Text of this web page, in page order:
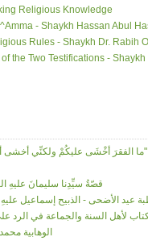
Religious Knowledge
- Shaykh Hassan Abul
Rules - Shaykh Dr. Rabih
the Two Testifications - Shaykh
قصّةُ سيِّدِنا سليمانَ عليهِ
عيد الأضحى - الذبيح إسماعيل عليهِ
لأهل السنة والجماعة في الرد
الوهابية